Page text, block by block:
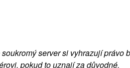
server si vyhrazují právo
pokud to uznají za důvodné.